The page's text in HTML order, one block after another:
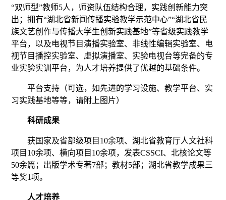
“双师型”教师5人，师资队伍结构合理，实践创新能力突
出；拥有“湖北省新闻传播实验教学示范中心”“湖北省民
族文艺创作与传播大学生创新实践基地”等省级实践教学
平台，以及电视节目演播实验室、非线性编辑实验室、电
视节目播控实验室、虚拟演播室、实验电视台等完备的专
业实验实训平台，为人才培养提供了优越的基础条件。
平台支持（可选，如先进的学习设施、教学平台、实
习实践基地等等，请附上图片）
科研成果
获 国家及省部级项目 10余项、湖北省教育厅人文社科
项目 10余项、横向项目10余项，发表CSSCI、北核论文等
50余篇；出版学术专著7部 ；教材5部 ；湖北省教学成果三
等奖1项。
人才培养